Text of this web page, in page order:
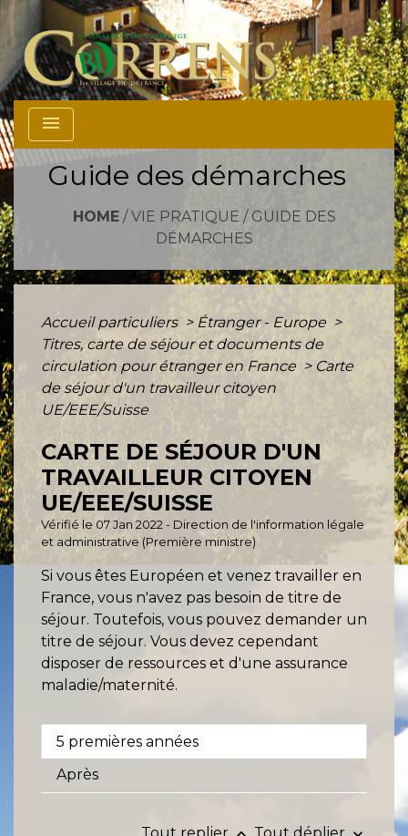
menu
Guide des démarches
HOME/ VIE PRATIQUE / GUIDE DES
DÉMARCHES
Accueil particuliers > Étranger - Europe >
Titres, carte de séjour et documents de
circulation pour étranger en France > Carte
de séjour d'un travailleur citoyen
UE/EEE/Suisse
CARTE DE SÉJOUR D'UN
TRAVAILLEUR CITOYEN
UE/EEE/SUISSE
Vérifié le 07 Jan 2022 - Direction de l'information légale
et administrative (Première ministre)
Si vous êtes Européen et venez travailler en
France, vous n'avez pas besoin de titre de
séjour. Toutefois, vous pouvez demander un
titre de séjour. Vous devez cependant
disposer de ressources et d'une assurance
maladie/maternité.
5 premières années
Après